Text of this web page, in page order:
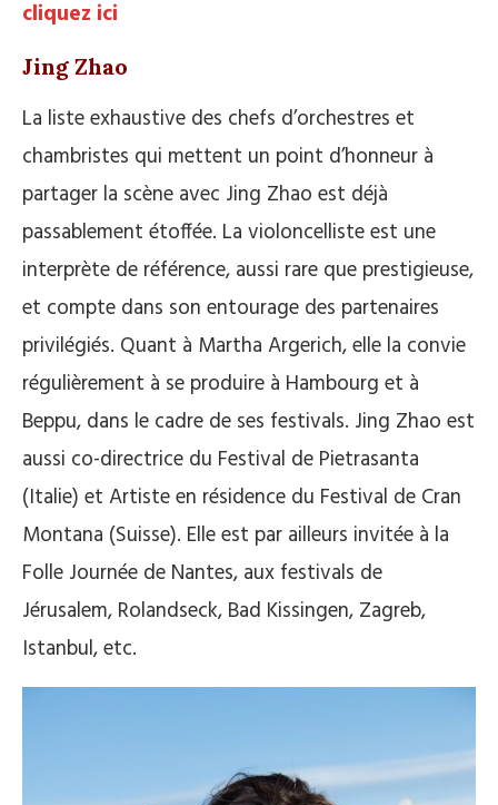
cliquez ici
Jing Zhao
La liste exhaustive des chefs d’orchestres et
chambristes qui mettent un point d’honneur à
partager la scène avec Jing Zhao est déjà
passablement étoffée. La violoncelliste est une
interprète de référence, aussi rare que prestigieuse,
et compte dans son entourage des partenaires
privilégiés. Quant à Martha Argerich, elle la convie
régulièrement à se produire à Hambourg et à
Beppu, dans le cadre de ses festivals. Jing Zhao est
aussi co-directrice du Festival de Pietrasanta
(Italie) et Artiste en résidence du Festival de Cran
Montana (Suisse). Elle est par ailleurs invitée à la
Folle Journée de Nantes, aux festivals de
Jérusalem, Rolandseck, Bad Kissingen, Zagreb,
Istanbul, etc.